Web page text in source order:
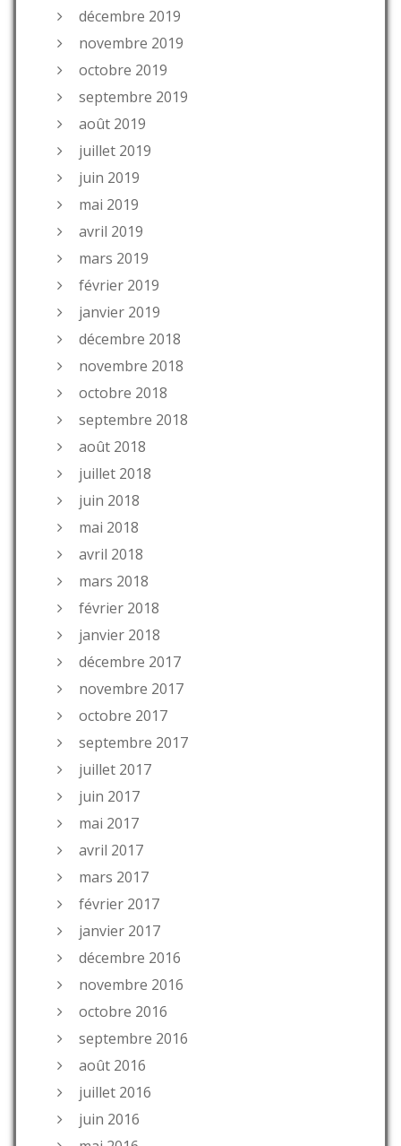
décembre 2019
novembre 2019
octobre 2019
septembre 2019
août 2019
juillet 2019
juin 2019
mai 2019
avril 2019
mars 2019
février 2019
janvier 2019
décembre 2018
novembre 2018
octobre 2018
septembre 2018
août 2018
juillet 2018
juin 2018
mai 2018
avril 2018
mars 2018
février 2018
janvier 2018
décembre 2017
novembre 2017
octobre 2017
septembre 2017
juillet 2017
juin 2017
mai 2017
avril 2017
mars 2017
février 2017
janvier 2017
décembre 2016
novembre 2016
octobre 2016
septembre 2016
août 2016
juillet 2016
juin 2016